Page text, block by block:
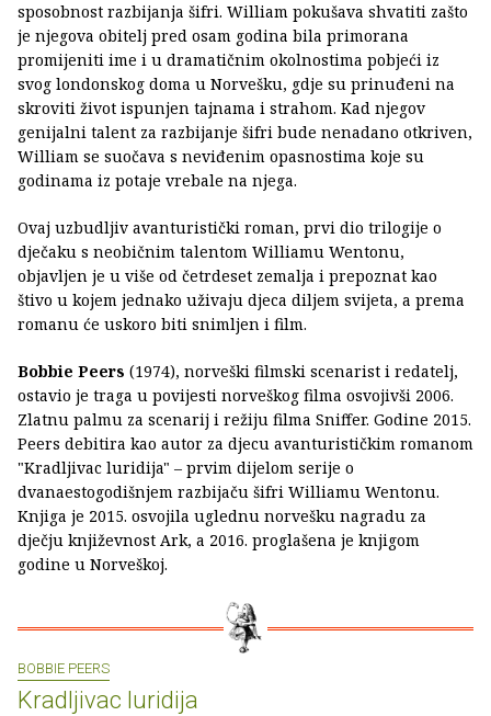
sposobnost razbijanja šifri. William pokušava shvatiti zašto
je njegova obitelj pred osam godina bila primorana
promijeniti ime i u dramatičnim okolnostima pobjeći iz
svog londonskog doma u Norvešku, gdje su prinuđeni na
skroviti život ispunjen tajnama i strahom. Kad njegov
genijalni talent za razbijanje šifri bude nenadano otkriven,
William se suočava s neviđenim opasnostima koje su
godinama iz potaje vrebale na njega.
Ovaj uzbudljiv avanturistički roman, prvi dio trilogije o
dječaku s neobičnim talentom Williamu Wentonu,
objavljen je u više od četrdeset zemalja i prepoznat kao
štivo u kojem jednako uživaju djeca diljem svijeta, a prema
romanu će uskoro biti snimljen i film.
Bobbie Peers (1974), norveški filmski scenarist i redatelj,
ostavio je traga u povijesti norveškog filma osvojivši 2006.
Zlatnu palmu za scenarij i režiju filma Sniffer. Godine 2015.
Peers debitira kao autor za djecu avanturističkim romanom
"Kradljivac luridija" – prvim dijelom serije o
dvanaestogodišnjem razbijaču šifri Williamu Wentonu.
Knjiga je 2015. osvojila uglednu norvešku nagradu za
dječju književnost Ark, a 2016. proglašena je knjigom
godine u Norveškoj.
BOBBIE PEERS
Kradljivac luridija